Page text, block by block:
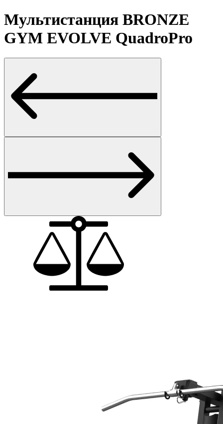
Мультистанция BRONZE
GYM EVOLVE QuadroPro